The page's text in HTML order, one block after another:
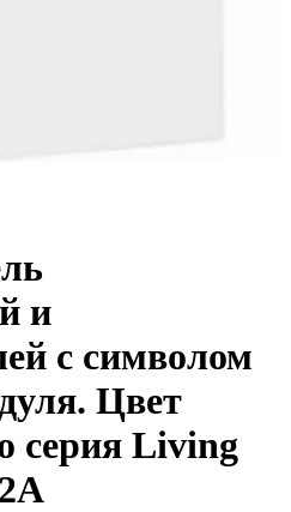
и
с символом
Цвет
серия Living